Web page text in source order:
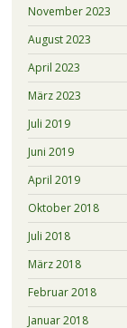
November 2023
August 2023
April 2023
März 2023
Juli 2019
Juni 2019
April 2019
Oktober 2018
Juli 2018
März 2018
Februar 2018
Januar 2018